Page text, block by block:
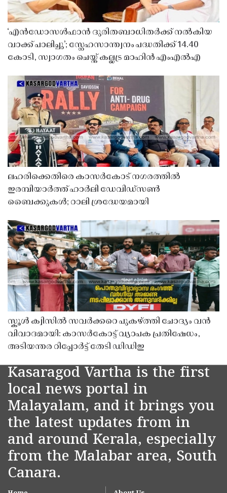
‘എൻഡോസൾഫാൻ ദുരിതബാധിതർക്ക് നൽകിയ
വാക്ക് പാലിച്ചു’; സ്നേഹസാന്ത്വനം പദ്ധതിക്ക് 14.40
കോടി, സ്വാഗതം ചെയ്ത് കല്ലട്ര മാഹിൻ എംഎൽഎ
ലഹരിക്കെതിരെ കാസർകോട് നഗരത്തിൽ
ഇരമ്പിയാർത്ത് ഹാർലി ഡേവിഡ്‌സൺ
ബൈക്കുകൾ; റാലി ശ്രദ്ധേയമായി
സ്കൂൾ ക്വിസിൽ സവർക്കറെ പുകഴ്ത്തി ചോദ്യം വൻ
വിവാദമായി: കാസർകോട്ട് വ്യാപക പ്രതിഷേധം,
അടിയന്തര റിപ്പോർട്ട് തേടി ഡിഡിഇ
Kasaragod Vartha is the first
local news portal in
Malayalam, and it brings you
the latest updates from in
and around Kerala, especially
from the Malabar area, South
Canara.